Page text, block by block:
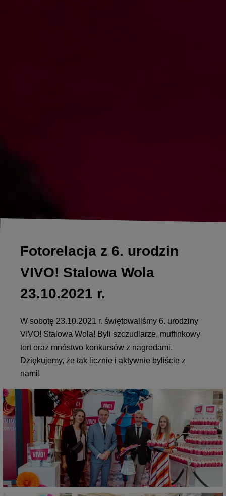
Fotorelacja z 6. urodzin
VIVO! Stalowa Wola
23.10.2021 r.
W sobotę 23.10.2021 r. świętowaliśmy 6. urodziny
VIVO! Stalowa Wola! Byli szczudlarze, muffinkowy
tort oraz mnóstwo konkursów z nagrodami.
Dziękujemy, że tak licznie i aktywnie byliście z
nami!